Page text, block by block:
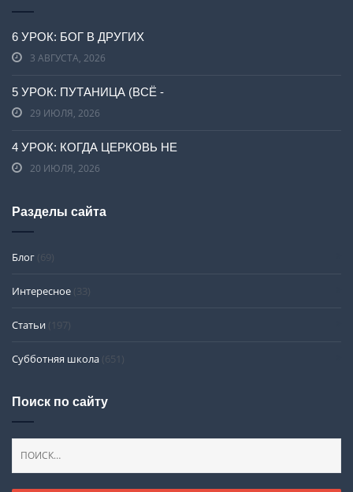
6 УРОК: БОГ В ДРУГИХ
3 АВГУСТА, 2026
5 УРОК: ПУТАНИЦА (ВСЁ -
29 ИЮЛЯ, 2026
4 УРОК: КОГДА ЦЕРКОВЬ НЕ
20 ИЮЛЯ, 2026
Разделы сайта
Блог (69)
Интересное (33)
Статьи (197)
Субботняя школа (651)
Поиск по сайту